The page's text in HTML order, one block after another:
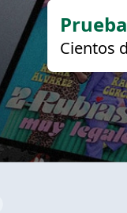
Cientos